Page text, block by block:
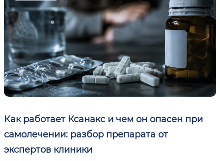
Как работает Ксанакс и чем он опасен при
самолечении: разбор препарата от
экспертов клиники